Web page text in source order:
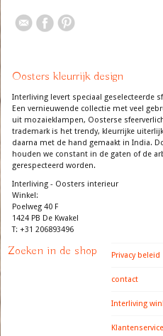
Oosters kleurrijk design
Interliving levert speciaal geselecteerde
Een vernieuwende collectie met veel
uit mozaieklampen, Oosterse
trademark is het trendy, kleurrijke
daarna met de hand gemaakt in India.
houden we constant in de gaten of de
gerespecteerd worden.
Interliving - Oosters interieur
Winkel:
Poelweg 40 F
1424 PB De Kwakel
T: +31 206893496
Zoeken in de shop Privacy beleid
contact
Interliving
Klantenservice